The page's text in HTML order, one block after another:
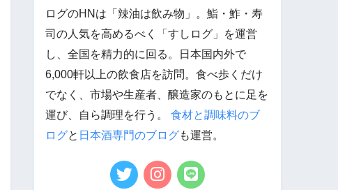
ログのHNは「辣油は飲み物」。鮨・鮓・寿
司の人気を高めるべく「すしログ」を運営
し、全国を精力的に回る。日本国内外で
6,000軒以上の飲食店を訪問。食べ歩くだけ
でなく、市場や生産者、醸造家のもとに足を
運び、自ら調理を行う。 食材と調味料のブ
ログと 日本酒専門のブログも運営。